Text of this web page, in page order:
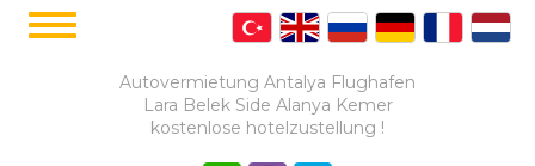
Autovermietung Antalya Flughafen
Lara Belek Side Alanya Kemer
kostenlose hotelzustellung !